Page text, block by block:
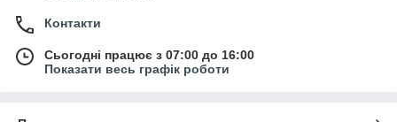
Контакти
Сьогодні працює з 07:00 до 16:00
Показати весь графік роботи